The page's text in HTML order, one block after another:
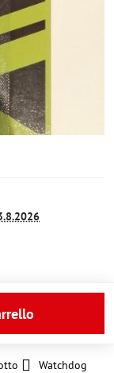
Watchdog